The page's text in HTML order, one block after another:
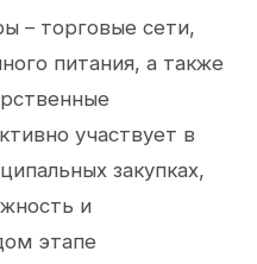
– торговые сети,
питания, а также
участвует в
закупках,
и
этапе